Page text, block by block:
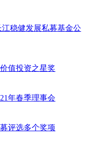
江稳健发展私募基金公
值投资之星奖
年春季理事会
评选多个奖项